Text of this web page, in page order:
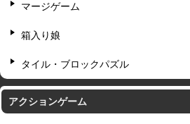
マージゲーム
箱入り娘
タイル・ブロックパズル
アクションゲーム